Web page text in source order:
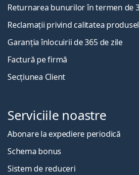
Returnarea bunurilor în termen de
Reclamații privind calitatea
Garanția înlocuirii de 365 de zile
Factură pe firmă
Secțiunea Client
Serviciile noastre
Abonare la expediere periodică
Schema bonus
Sistem de reduceri